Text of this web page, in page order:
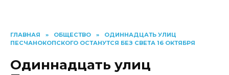
ГЛАВНАЯ » ОБЩЕСТВО »
ОДИННАДЦАТЬ УЛИЦ
ПЕСЧАНОКОПСКОГО ОСТАНУТСЯ БЕЗ СВЕТА 16 ОКТЯБРЯ
Одиннадцать улиц